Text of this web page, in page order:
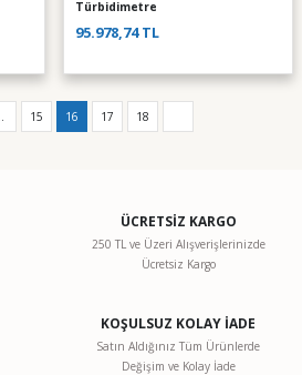
Türbidimetre
95.978,74 TL
15 16 17 18
ÜCRETSİZ KARGO
250 TL ve Üzeri Alışverişlerinizde
Ücretsiz Kargo
KOŞULSUZ KOLAY İADE
Satın Aldığınız Tüm Ürünlerde
Değişim ve Kolay İade